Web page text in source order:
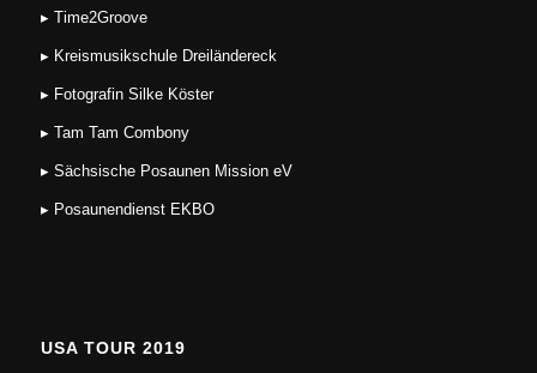
▸ Time2Groove
▸ Kreismusikschule Dreiländereck
▸ Fotografin Silke Köster
▸ Tam Tam Combony
▸ Sächsische Posaunen Mission eV
▸ Posaunendienst EKBO
USA TOUR 2019